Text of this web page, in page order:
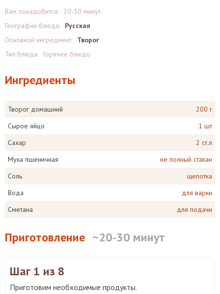
Вам понадобится:
20-30 минут
География блюда:
Русская
Основной ингредиент:
Творог
Тип блюда:
Горячее блюдо
Ингредиенты
Творог домашний
200 г
Сырое яйцо
1 шт
Сахар
2 ст.л
Мука пшеничная
не полный стакан
Соль
щепотка
Вода
для варки
Сметана
для подачи
Приготовление ~20-30 минут
Шаг 1 из 8
Приготовим необходимые продукты.